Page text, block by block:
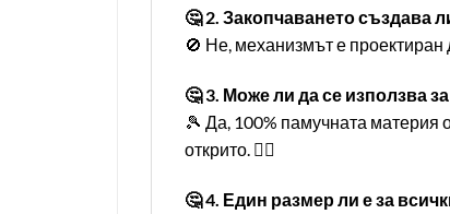
🤔 2. Закопчаването създава
🚫 Не, механизмът е проектиран
🤔 3. Може ли да се използва
🎾 Да, 100% памучната материя
открито. 🏌️‍♂️
🤔 4. Един размер ли е за